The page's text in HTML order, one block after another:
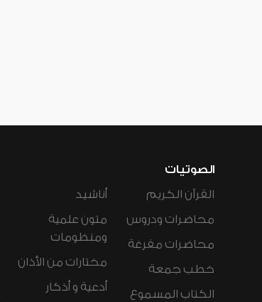
الصوتيات
القرآن الكريم
محاضرات ودروس
محاضرات مفرغة
خطب جمعة
الكتاب المسموع
أناشيد
متون علمية
ومنظومات
مختارات من الأذان
أدعية و أذكار